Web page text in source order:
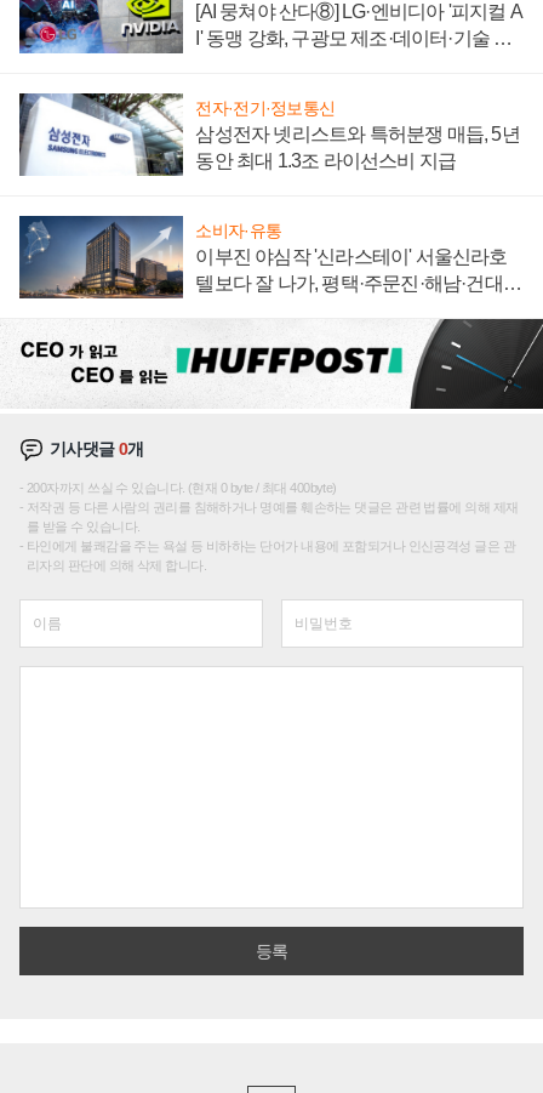
[AI 뭉쳐야 산다⑧] LG·엔비디아 '피지컬 A
I' 동맹 강화, 구광모 제조·데이터·기술 결
전자·전기·정보통신
삼성전자 넷리스트와 특허분쟁 매듭, 5년
동안 최대 1.3조 라이선스비 지급
소비자·유통
이부진 야심작 '신라스테이' 서울신라호
텔보다 잘 나가, 평택·주문진·해남·건대로
기사댓글0개
200자까지 쓰실 수 있습니다. (현재 0 byte / 최대 400byte)
저작권 등 다른 사람의 권리를 침해하거나 명예를 훼손하는 댓글은 관련 법률에 의해 제재
를 받을 수 있습니다.
타인에게 불쾌감을 주는 욕설 등 비하하는 단어가 내용에 포함되거나 인신공격성 글은 관
리자의 판단에 의해 삭제 합니다.